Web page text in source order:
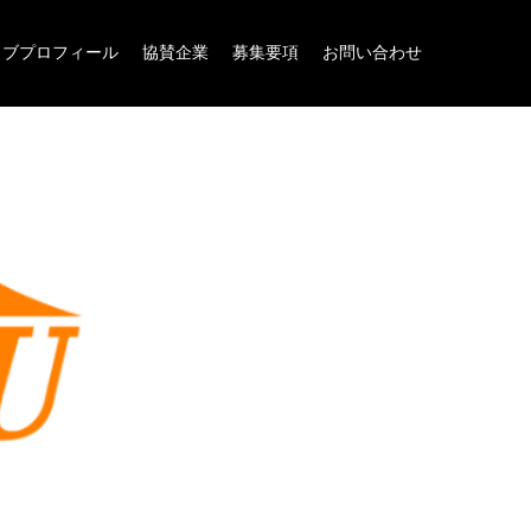
プロフィール 協賛企業 募集要項 お問い合わせ